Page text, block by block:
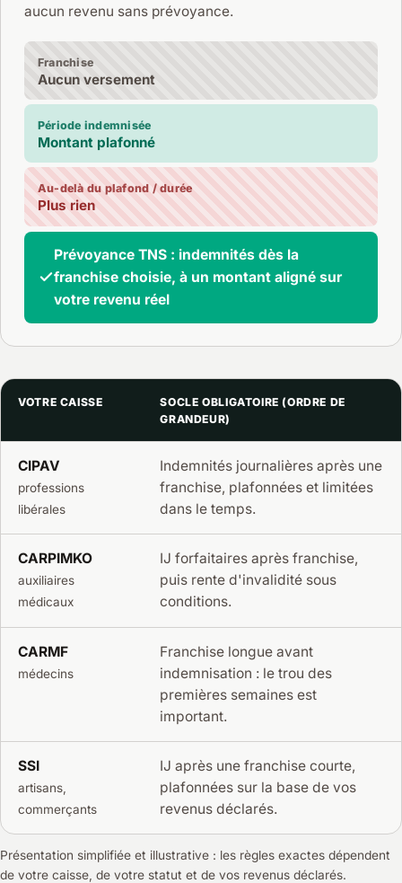
aucun revenu sans prévoyance.
Franchise
Aucun versement
Période indemnisée
Montant plafonné
Au-delà du plafond / durée
Plus rien
Prévoyance TNS : indemnités dès la
franchise choisie, à un montant aligné sur
votre revenu réel
VOTRE CAISSE
SOCLE OBLIGATOIRE (ORDRE DE
GRANDEUR)
CIPAV
professions
libérales
Indemnités journalières après une
franchise, plafonnées et limitées
dans le temps.
CARPIMKO
auxiliaires
médicaux
IJ forfaitaires après franchise,
puis rente d'invalidité sous
conditions.
CARMF
médecins
Franchise longue avant
indemnisation : le trou des
premières semaines est
important.
SSI
artisans,
commerçants
IJ après une franchise courte,
plafonnées sur la base de vos
revenus déclarés.
Présentation simplifiée et illustrative : les règles exactes dépendent
de votre caisse, de votre statut et de vos revenus déclarés.